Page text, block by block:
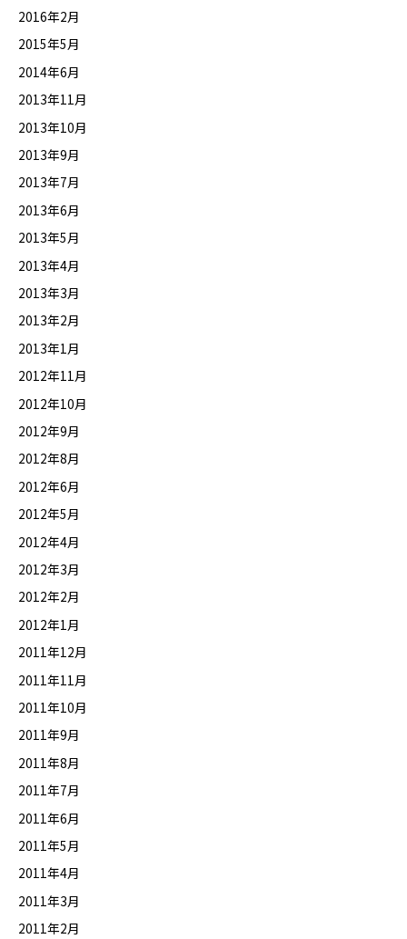
2016年2月
2015年5月
2014年6月
2013年11月
2013年10月
2013年9月
2013年7月
2013年6月
2013年5月
2013年4月
2013年3月
2013年2月
2013年1月
2012年11月
2012年10月
2012年9月
2012年8月
2012年6月
2012年5月
2012年4月
2012年3月
2012年2月
2012年1月
2011年12月
2011年11月
2011年10月
2011年9月
2011年8月
2011年7月
2011年6月
2011年5月
2011年4月
2011年3月
2011年2月